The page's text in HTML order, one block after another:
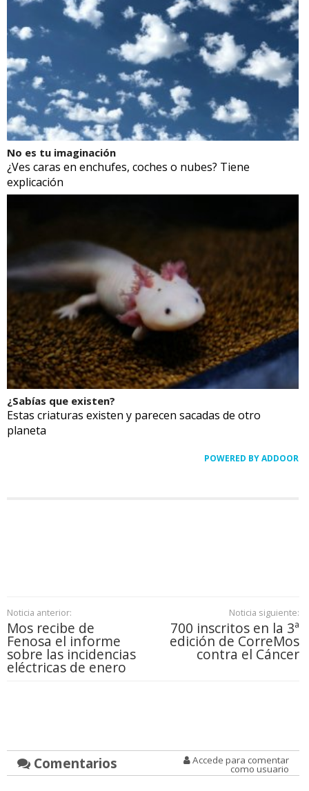
No es tu imaginación
¿Ves caras en enchufes, coches o nubes? Tiene
explicación
¿Sabías que existen?
Estas criaturas existen y parecen sacadas de otro
planeta
POWERED BY ADDOOR
Noticia anterior:
Mos recibe de
Fenosa el informe
sobre las incidencias
eléctricas de enero
Noticia siguiente:
700 inscritos en la 3ª
edición de CorreMos
contra el Cáncer
Comentarios Accede para comentar
como usuario